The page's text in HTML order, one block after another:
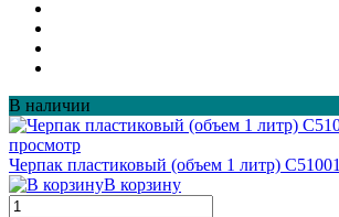
В наличии
просмотр
Черпак пластиковый (объем 1 литр) С51001
В корзину